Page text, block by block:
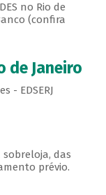
no Rio de
(confira
de Janeiro
- EDSERJ
das
prévio.